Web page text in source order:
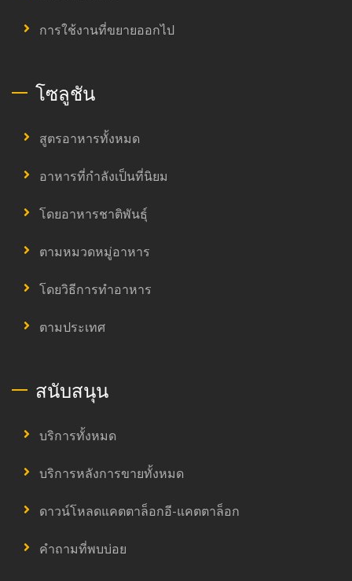
การใช้งานที่ขยายออกไป
โซลูชัน
สูตรอาหารทั้งหมด
อาหารที่กำลังเป็นที่นิยม
โดยอาหารชาติพันธุ์
ตามหมวดหมู่อาหาร
โดยวิธีการทำอาหาร
ตามประเทศ
สนับสนุน
บริการทั้งหมด
บริการหลังการขายทั้งหมด
ดาวน์โหลดแคตตาล็อกอี-แคตตาล็อก
คำถามที่พบบ่อย